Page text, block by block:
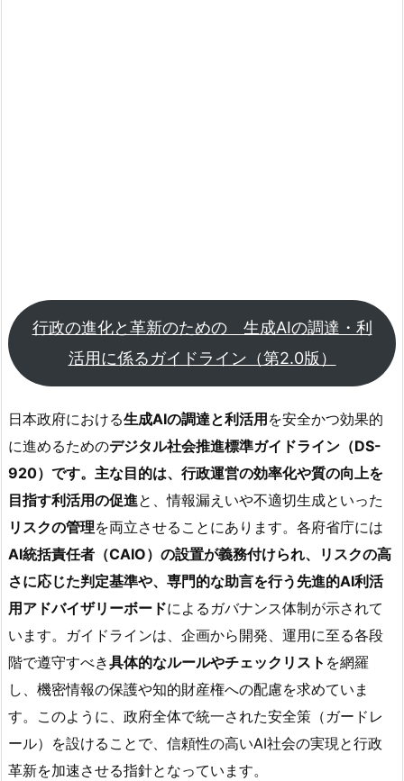
行政の進化と革新のための 生成AIの調達・利
活用に係るガイドライン（第2.0版）
日本政府における生成AIの調達と利活用 を安全かつ効果的
に進めるためのデジタル社会推進標準ガイドライン（DS-
920） です。主な目的は、行政運営の効率化や質の向上を
目指す利活用の促進と、情報漏えいや不適切生成といった
リスクの管理を両立させることにあります。各府省庁には
AI統括責任者（CAIO） の設置が義務付けられ、リスクの高
さに応じた判定基準や、専門的な助言を行う 先進的AI利活
用アドバイザリーボードによるガバナンス体制が示されて
います。ガイドラインは、企画から開発、運用に至る各段
階で遵守すべき具体的なルールやチェックリスト を網羅
し、機密情報の保護や知的財産権への配慮を求めていま
す。このように、政府全体で統一された安全策（ガードレ
ール）を設けることで、信頼性の高いAI社会の実現と行政
革新を加速させる指針となっています。